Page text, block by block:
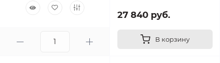
27 840 руб.
В корзину